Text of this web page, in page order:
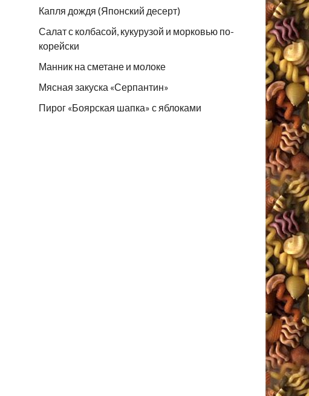
Капля дождя (Японский десерт)
Салат с колбасой, кукурузой и морковью по-
корейски
Манник на сметане и молоке
Мясная закуска «Серпантин»
Пирог «Боярская шапка» с яблоками